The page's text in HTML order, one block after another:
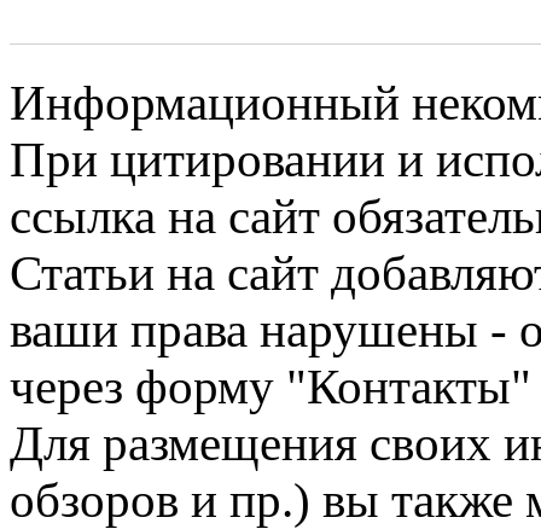
Информационный
При цитировании и
ссылка на сайт
Статьи на сайт
ваши права нарушены -
через форму "Контакты"
Для размещения своих
обзоров и пр.) вы также